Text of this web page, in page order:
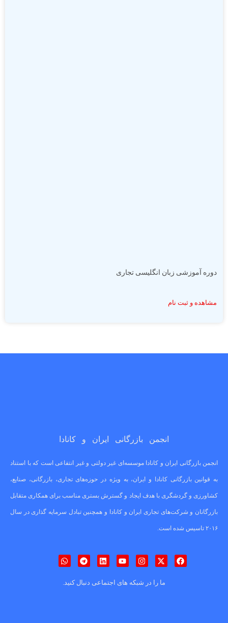
دوره آموزشی زبان انگلیسی تجاری
مشاهده و ثبت نام
انجمن بازرگانی ایران و کانادا
انجمن بازرگانی ایران و کانادا موسسه‌ای غیر دولتی و غیر انتفاعی است که با استناد
به قوانین بازرگانی کانادا و ایران، به ویژه در حوزه‌های تجاری، بازرگانی، صنایع،
کشاورزی و گردشگری با هدف ایجاد و گسترش بستری مناسب برای همکاری متقابل
بازرگانان و شرکت‌های تجاری ایران و کانادا و همچنین تبادل سرمایه گذاری در سال
۲۰۱۶ تاسیس شده است.
ما را در شبکه های اجتماعی دنبال کنید.